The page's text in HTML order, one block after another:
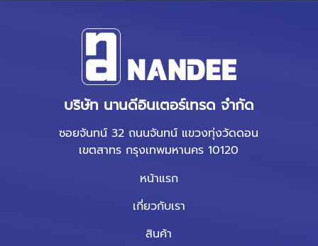
บริษัท นานดีอินเตอร์เทรด จำกัด
ซอยจันทน์ 32 ถนนจันทน์ แขวงทุ่งวัดดอน
เขตสาทร กรุงเทพมหานคร 10120
หน้าแรก
เกี่ยวกับเรา
สินค้า